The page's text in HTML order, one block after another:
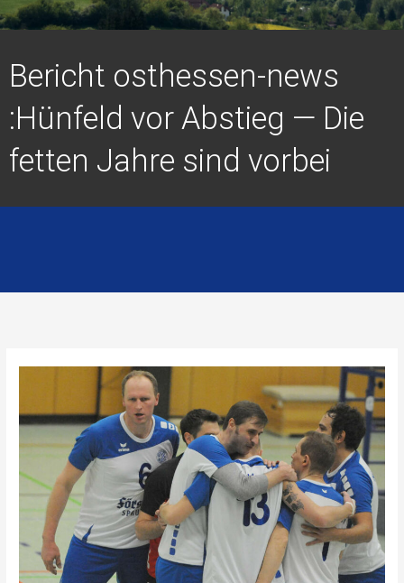
Bericht osthessen-news
:Hünfeld vor Abstieg — Die
fetten Jahre sind vorbei